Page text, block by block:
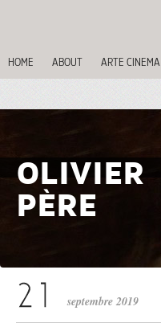
HOME ABOUT ARTE CINEMA
OLIVIER
PÈRE
septembre 2019